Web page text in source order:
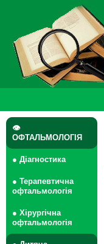
👁
ОФТАЛЬМОЛОГІЯ
● Діагностика
● Терапевтична
офтальмологія
● Хірургічна
офтальмологія